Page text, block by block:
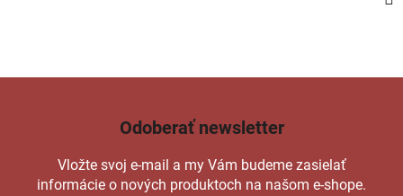
Odoberať newsletter
Vložte svoj e-mail a my Vám budeme zasielať
informácie o nových produktoch na našom e-shope.